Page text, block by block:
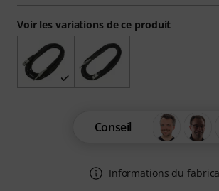
Voir les variations de ce produit
Conseil
Informations du